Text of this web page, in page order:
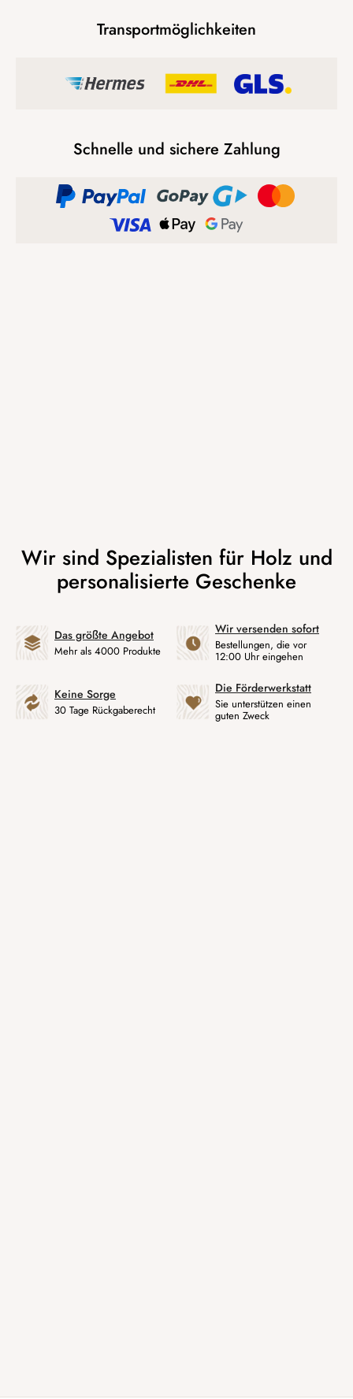
Transportmöglichkeiten
Schnelle und sichere Zahlung
Das größte Angebot
Mehr als 4000 Produkte
Wir versenden sofort
Bestellungen, die vor
12:00 Uhr eingehen
Keine Sorge
30 Tage Rückgaberecht
Die Förderwerkstatt
Sie unterstützen einen
guten Zweck